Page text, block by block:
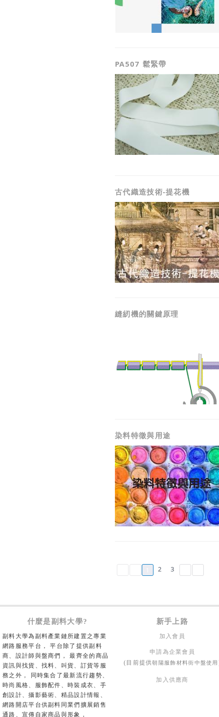
PA507 鬆緊帶
古代織造技術-提花機
縫紉機的關鍵原理
染料特徵與用途
2 3
什麼是副料大學? 新手上路
副料大學為副料產業鏈所建置之專業
網路服務平台， 平台除了提供副料
商、設計師與盤商們， 最齊全的商品
資訊與找貨、找料、叫貨、訂貨等服
務之外， 同時集合了最新流行趨勢、
時尚風格、服飾配件、時裝成衣、手
創設計、攝影藝術、精品設計情報、
網路開店平台供副料同業們擴展銷售
通路、宣傳自家商品與形象，
加入會員
申請為企業會員
(目前提供朝陽服飾材料街中盤使用
加入供應商